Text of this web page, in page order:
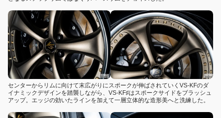
センターからリムに向けて末広がりにスポークが伸ばされていくVS-KFのダ
イナミックデザインを踏襲しながら、VS-KF♯はスポークサイドをブラッシュ
アップ。エッジの効いたラインを加えて一層立体的な造形美へと洗練した。